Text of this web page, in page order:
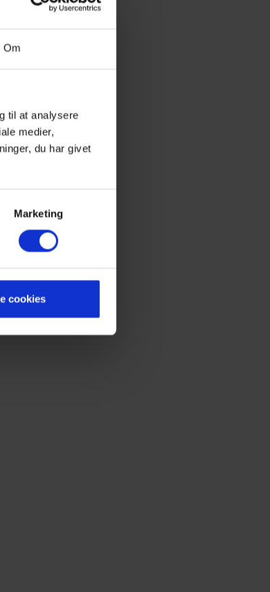
Om
til at analysere
medier,
du har givet
Marketing
cookies